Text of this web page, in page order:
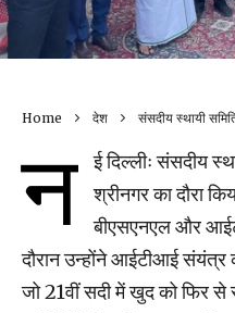
Home देश संसदीय स्थायी
न
ई दिल्लीः संसदीय
श्रीनगर का दौरा
बीएसएनएल और
दौरान उन्होंने आईटीआई संयंत्र
जो 21वीं सदी में खुद को फिर से